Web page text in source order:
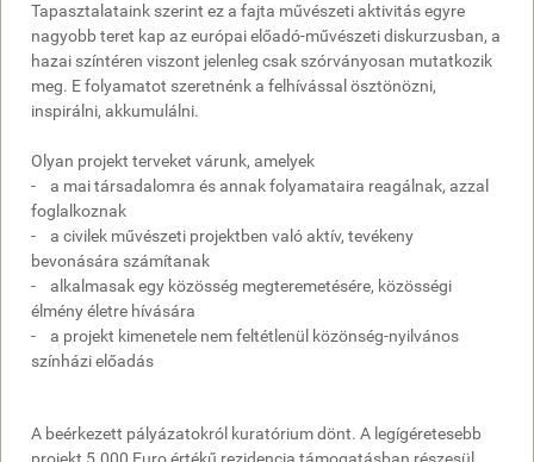
Tapasztalataink szerint ez a fajta művészeti aktivitás egyre
nagyobb teret kap az európai előadó-művészeti diskurzusban, a
hazai színtéren viszont jelenleg csak szórványosan mutatkozik
meg. E folyamatot szeretnénk a felhívással ösztönözni,
inspirálni, akkumulálni.
Olyan projekt terveket várunk, amelyek
- a mai társadalomra és annak folyamataira reagálnak, azzal
foglalkoznak
- a civilek művészeti projektben való aktív, tevékeny
bevonására számítanak
- alkalmasak egy közösség megteremetésére, közösségi
élmény életre hívására
- a projekt kimenetele nem feltétlenül közönség-nyilvános
színházi előadás
A beérkezett pályázatokról kuratórium dönt. A legígéretesebb